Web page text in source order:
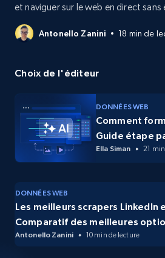
et naviguer sur le web en direct
Antonello Zanini 18 min de
Choix de l'éditeur
DONNÉES WEB
Comment
Guide étape
Ella Siman 21
DONNÉES WEB
Les meilleurs scrapers LinkedIn
Comparatif des meilleures
Antonello Zanini 10 min de lecture